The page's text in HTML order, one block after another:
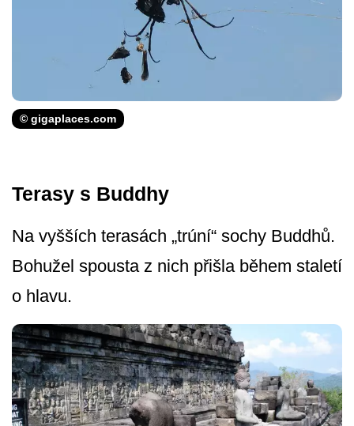
© gigaplaces.com
Terasy s Buddhy
Na vyšších terasách „trúní“ sochy Buddhů.
Bohužel spousta z nich přišla během staletí
o hlavu.